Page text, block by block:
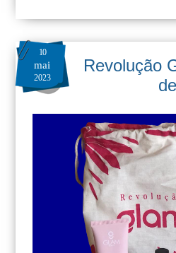
10
mai
2023
Revolução